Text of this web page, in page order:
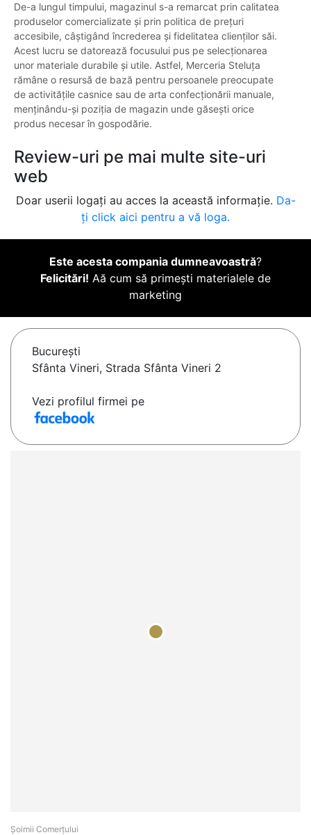
De-a lungul timpului, magazinul s-a remarcat prin calitatea
produselor comercializate și prin politica de prețuri
accesibile, câștigând încrederea și fidelitatea clienților săi.
Acest lucru se datorează focusului pus pe selecționarea
unor materiale durabile și utile. Astfel, Merceria Steluța
rămâne o resursă de bază pentru persoanele preocupate
de activitățile casnice sau de arta confecționării manuale,
menținându-și poziția de magazin unde găsești orice
produs necesar în gospodărie.
Review-uri pe mai multe site-uri
web
Doar userii logați au acces la această informație. Da-
ți click aici pentru a vă loga.
Este acesta compania dumneavoastră?
Felicitări! Aă cum să primești materialele de
marketing
Bucureşti
Sfânta Vineri, Strada Sfânta Vineri 2
Vezi profilul firmei pe
Șoimii Comerțului